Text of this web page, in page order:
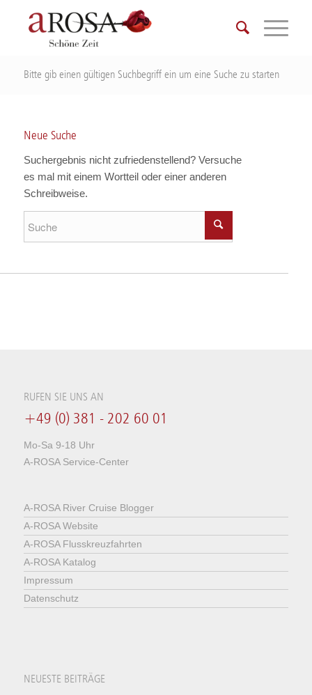
Bitte gib einen gültigen Suchbegriff ein um eine Suche zu starten
Neue Suche
Suchergebnis nicht zufriedenstellend? Versuche
es mal mit einem Wortteil oder einer anderen
Schreibweise.
RUFEN SIE UNS AN
+49 (0) 381 - 202 60 01
Mo-Sa 9-18 Uhr
A-ROSA Service-Center
A-ROSA River Cruise Blogger
A-ROSA Website
A-ROSA Flusskreuzfahrten
A-ROSA Katalog
Impressum
Datenschutz
NEUESTE BEITRÄGE